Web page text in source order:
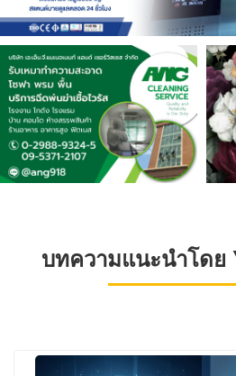
บทความแนะนำโดย